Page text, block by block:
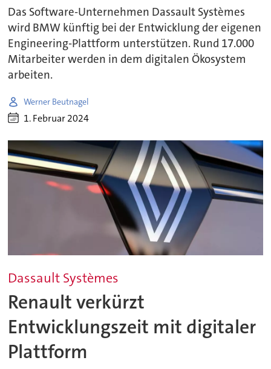
Das Software-Unternehmen Dassault Systèmes
wird BMW künftig bei der Entwicklung der eigenen
Engineering-Plattform unterstützen. Rund 17.000
Mitarbeiter werden in dem digitalen Ökosystem
arbeiten.
Werner Beutnagel
1. Februar 2024
Dassault Systèmes
Renault verkürzt
Entwicklungszeit mit digitaler
Plattform